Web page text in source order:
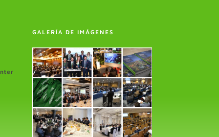
GALERÍA DE IMÁGENES